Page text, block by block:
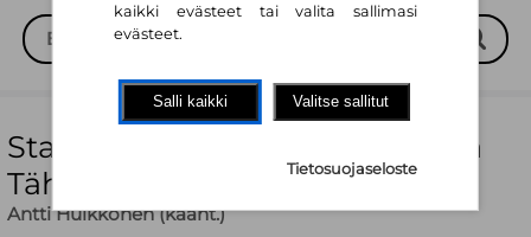
Star Wars. Kauan sitten… : Uusia
Tähtien sota -tarinoita
Antti Hulkkonen (käänt.)
kaikki evästeet tai valita sallimasi
evästeet.
Salli kaikki Valitse sallitut
Tietosuojaseloste